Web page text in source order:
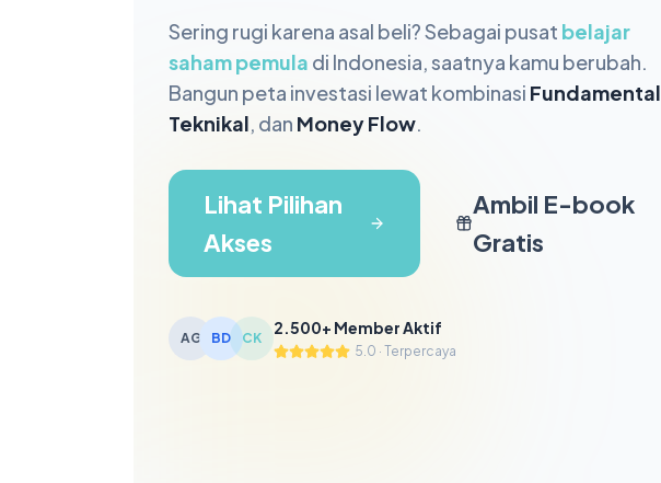
Sering rugi karena asal beli? Sebagai pusat belajar
saham pemula di Indonesia, saatnya kamu berubah.
Bangun peta investasi lewat kombinasi Fundamental
Teknikal , dan Money Flow
Lihat Pilihan
Akses
Ambil E-book
Gratis
AG BD CK
2.500+ Member Aktif
5.0 · Terpercaya